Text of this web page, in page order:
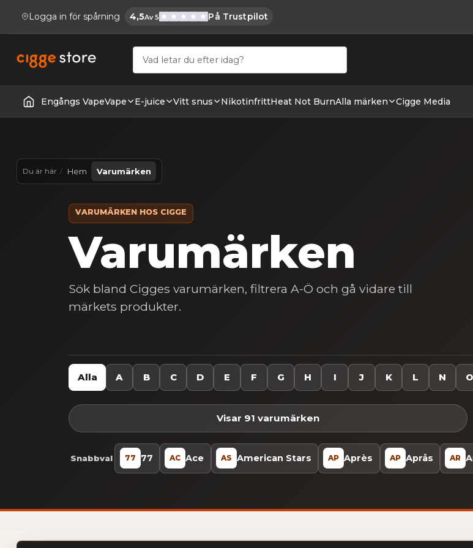
Logga in för spårning
Cigge.se Har
4,5Av 5 På Trustpilot
Köp E-cigg, E-juice, Snus & Vape tillbehör hos cigge.se. Beställ idag och ha din
Startsida | Vapes
Engångs VapeVape E-juice Vitt snus NikotinfrittHeat Not BurnAlla märken Cigge Media
Du är här Hem Varumärken
VARUMÄRKEN HOS CIGGE
Varumärken
Sök bland Cigges varumärken, filtrera A-Ö och gå vidare till
märkets produkter.
Alla A B C D E F G H I J K L N O
Visar 91 varumärken
Snabbval 77 77 AC Ace AS American Stars AP Après AP Aprås AR